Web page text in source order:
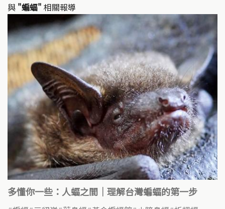
與 "蝙蝠" 相關報導
多懂你一些：人蝠之間｜理解台灣蝙蝠的第一步